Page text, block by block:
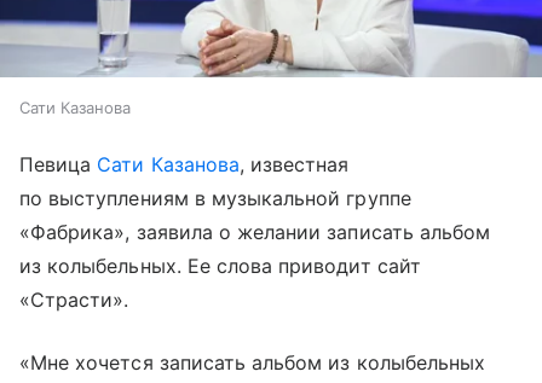
Сати Казанова
Певица Сати Казанова, известная
по выступлениям в музыкальной группе
«Фабрика», заявила о желании записать альбом
из колыбельных. Ее слова приводит сайт
«Страсти».
«Мне хочется записать альбом из колыбельных